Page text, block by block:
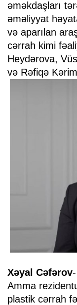
əməkdaşları
əməliyyat
və aparılan
cərrah kimi
Heydərova,
və Rəfiqə
Xəyal Cəfərov
Amma
plastik cərrah